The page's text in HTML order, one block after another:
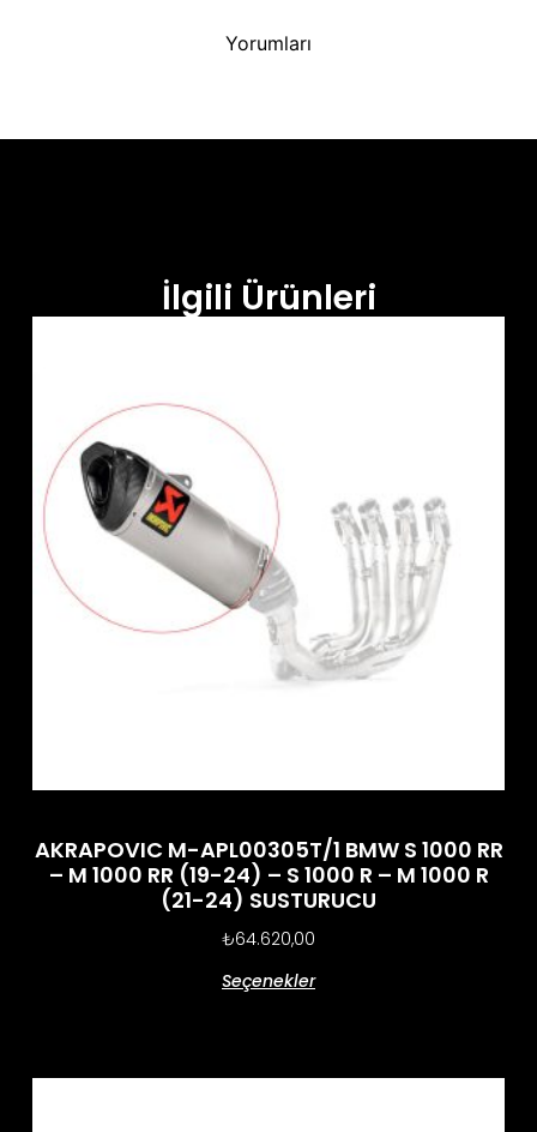
Yorumları
İlgili Ürünleri
AKRAPOVIC M-APL00305T/1 BMW S 1000 RR
– M 1000 RR (19-24) – S 1000 R – M 1000 R
(21-24) SUSTURUCU
₺64.620,00
Seçenekler